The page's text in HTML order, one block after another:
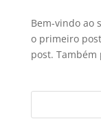
Bem-vindo ao
o primeiro
post.